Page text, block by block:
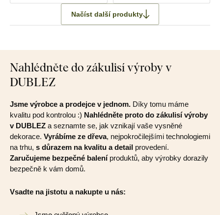
Načíst další produkty
Nahlédněte do zákulisí výroby v
DUBLEZ
Jsme výrobce a prodejce v jednom. Díky tomu máme
kvalitu pod kontrolou :) Nahlédněte proto do zákulisí výroby
v DUBLEZ a seznamte se, jak vznikají vaše vysněné
dekorace. Vyrábíme ze dřeva, nejpokročilejšími technologiemi
na trhu, s důrazem na kvalitu a detail provedení.
Zaručujeme bezpečné baleníproduktů, aby výrobky dorazily
bezpečně k vám domů.
Vsadte na jistotu a nakupte u nás: